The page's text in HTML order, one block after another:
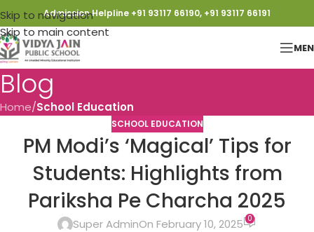
Skip to navigation
Skip to main content
Admission Helpline +91 93117 66190, +91 93117 66191
Blog
Home/School Education
SCHOOL EDUCATION
PM Modi’s ‘Magical’ Tips for
Students: Highlights from
Pariksha Pe Charcha 2025
Super AdminOn February 10, 2025 0